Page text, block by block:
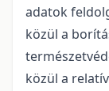
adatok
közül a
közül a